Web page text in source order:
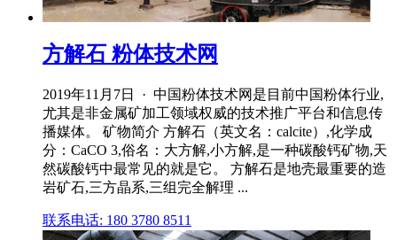
方解石 粉体技术网
2019年11月7日 · 中国粉体技术网是目前中国粉体行业,
尤其是非金属矿加工领域权威的技术推广平台和信息传
播媒体。 矿物简介 方解石（英文名：calcite）,化学成
分：CaCO 3,俗名：大方解,小方解,是一种碳酸钙矿物,天
然碳酸钙中最常见的就是它。 方解石是地壳最重要的造
岩矿石,三方晶系,三组完全解理 ...
联系电话: 180 3780 8511